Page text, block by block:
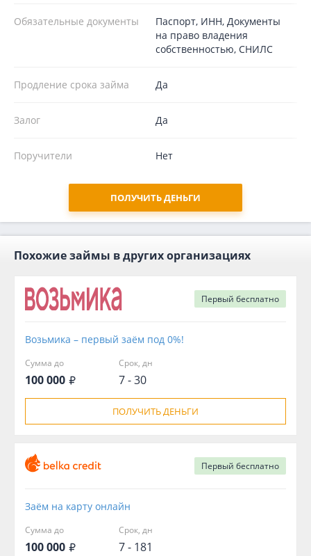
Обязательные документы
Паспорт, ИНН, Документы
на право владения
собственностью, СНИЛС
Продление срока займа Да
Залог Да
Поручители Нет
ПОЛУЧИТЬ ДЕНЬГИ
Похожие займы в других организациях
Первый бесплатно
Возьмика – первый заём под 0%!
Сумма до
100 000
Срок, дн
7 - 30
ПОЛУЧИТЬ ДЕНЬГИ
Первый бесплатно
Заём на карту онлайн
Сумма до
100 000
Срок, дн
7 - 181